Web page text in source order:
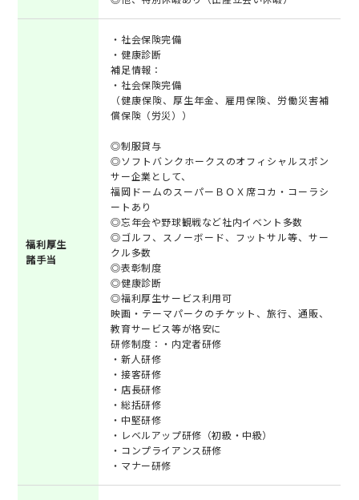
福利厚生
諸手当
・社会保険完備
・健康診断
補足情報：
・社会保険完備
（健康保険、厚生年金、雇用保険、労働災害補
償保険（労災））
◎制服貸与
◎ソフトバンクホークスのオフィシャルスポン
サー企業として、
福岡ドームのスーパーＢＯＸ席コカ・コーラシ
ートあり
◎忘年会や野球観戦など社内イベント多数
◎ゴルフ、スノーボード、フットサル等、サー
クル多数
◎表彰制度
◎健康診断
◎福利厚生サービス利用可
映画・テーマパークのチケット、旅行、通販、
教育サービス等が格安に
研修制度：・内定者研修
・新人研修
・接客研修
・店長研修
・総括研修
・中堅研修
・レベルアップ研修（初級・中級）
・コンプライアンス研修
・マナー研修